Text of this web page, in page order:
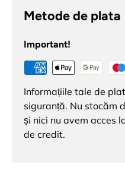
Metode de plata
Important!
Informațiile tale de
siguranță. Nu stocăm
și nici nu avem acces
de credit.